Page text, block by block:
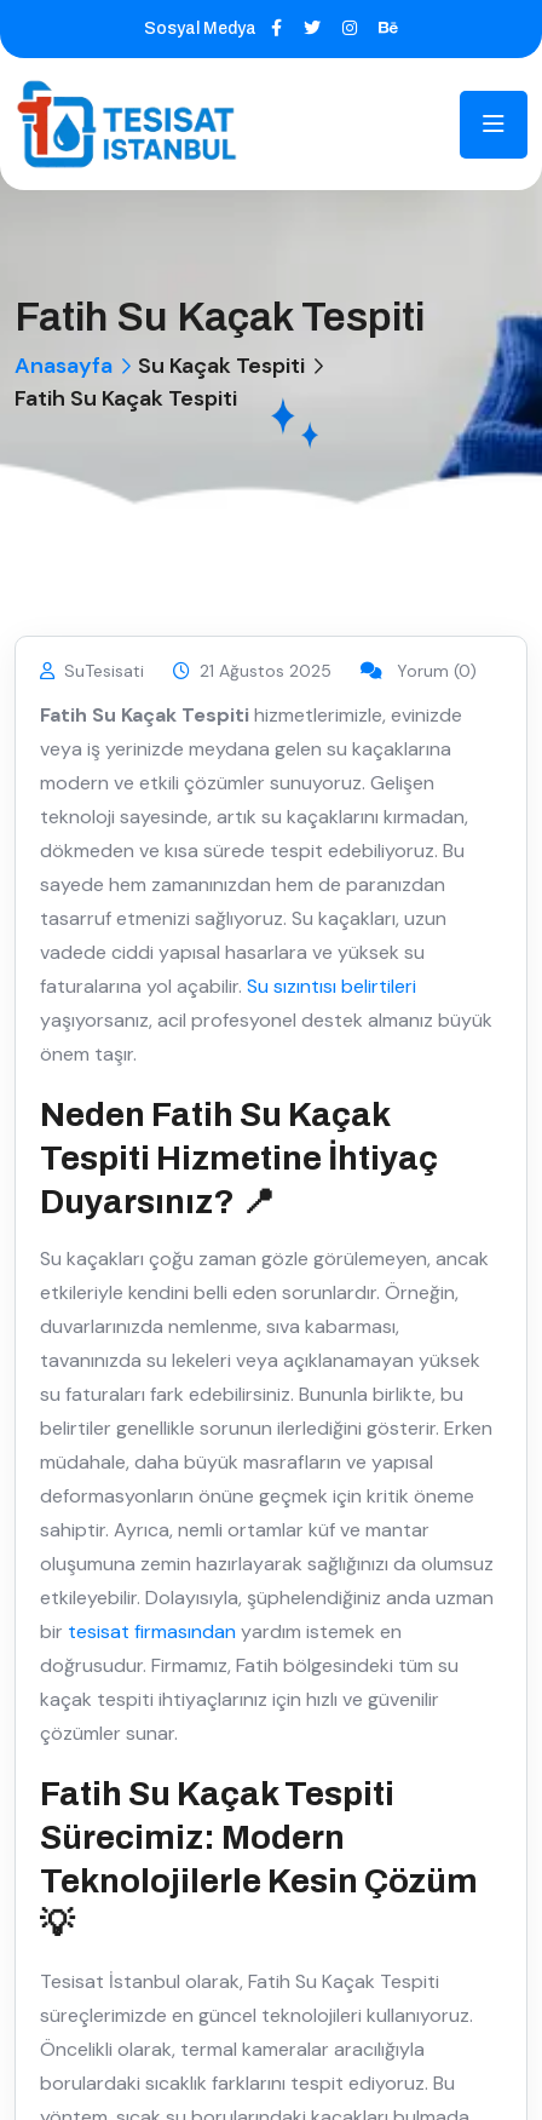
Sosyal Medya
Fatih Su Kaçak Tespiti
Anasayfa
Su Kaçak Tespiti
Fatih Su Kaçak Tespiti
SuTesisati 21 Ağustos 2025 Yorum (0)
Fatih Su Kaçak Tespitihizmetlerimizle, evinizde
veya iş yerinizde meydana gelen su kaçaklarına
modern ve etkili çözümler sunuyoruz. Gelişen
teknoloji sayesinde, artık su kaçaklarını kırmadan,
dökmeden ve kısa sürede tespit edebiliyoruz. Bu
sayede hem zamanınızdan hem de paranızdan
tasarruf etmenizi sağlıyoruz. Su kaçakları, uzun
vadede ciddi yapısal hasarlara ve yüksek su
faturalarına yol açabilir. Su sızıntısı belirtileri
yaşıyorsanız, acil profesyonel destek almanız büyük
önem taşır.
Neden Fatih Su Kaçak
Tespiti Hizmetine İhtiyaç
Duyarsınız? 📍
Su kaçakları çoğu zaman gözle görülemeyen, ancak
etkileriyle kendini belli eden sorunlardır. Örneğin,
duvarlarınızda nemlenme, sıva kabarması,
tavanınızda su lekeleri veya açıklanamayan yüksek
su faturaları fark edebilirsiniz. Bununla birlikte, bu
belirtiler genellikle sorunun ilerlediğini gösterir. Erken
müdahale, daha büyük masrafların ve yapısal
deformasyonların önüne geçmek için kritik öneme
sahiptir. Ayrıca, nemli ortamlar küf ve mantar
oluşumuna zemin hazırlayarak sağlığınızı da olumsuz
etkileyebilir. Dolayısıyla, şüphelendiğiniz anda uzman
bir tesisat firmasındanyardım istemek en
doğrusudur. Firmamız, Fatih bölgesindeki tüm su
kaçak tespiti ihtiyaçlarınız için hızlı ve güvenilir
çözümler sunar.
Fatih Su Kaçak Tespiti
Sürecimiz: Modern
Teknolojilerle Kesin Çözüm
💡
Tesisat İstanbul olarak, Fatih Su Kaçak Tespiti
süreçlerimizde en güncel teknolojileri kullanıyoruz.
Öncelikli olarak, termal kameralar aracılığıyla
borulardaki sıcaklık farklarını tespit ediyoruz. Bu